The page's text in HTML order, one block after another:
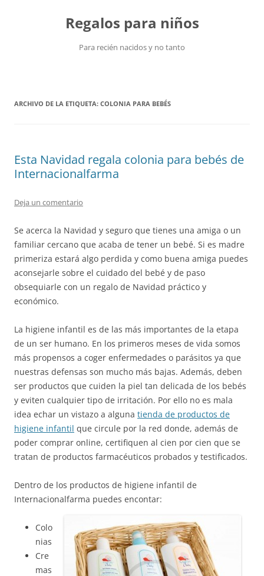
Regalos para niños
Para recién nacidos y no tanto
ARCHIVO DE LA ETIQUETA: COLONIA PARA BEBÉS
Esta Navidad regala colonia para bebés de
Internacionalfarma
Deja un comentario
Se acerca la Navidad y seguro que tienes una amiga o un
familiar cercano que acaba de tener un bebé. Si es madre
primeriza estará algo perdida y como buena amiga puedes
aconsejarle sobre el cuidado del bebé y de paso
obsequiarle con un regalo de Navidad práctico y
económico.
La higiene infantil es de las más importantes de la etapa
de un ser humano. En los primeros meses de vida somos
más propensos a coger enfermedades o parásitos ya que
nuestras defensas son mucho más bajas. Además, deben
ser productos que cuiden la piel tan delicada de los bebés
y eviten cualquier tipo de irritación. Por ello no es mala
idea echar un vistazo a alguna tienda de productos de
higiene infantil que circule por la red donde, además de
poder comprar online, certifiquen al cien por cien que se
tratan de productos farmacéuticos probados y testificados.
Dentro de los productos de higiene infantil de
Internacionalfarma puedes encontar:
Colo
nias
Cre
mas